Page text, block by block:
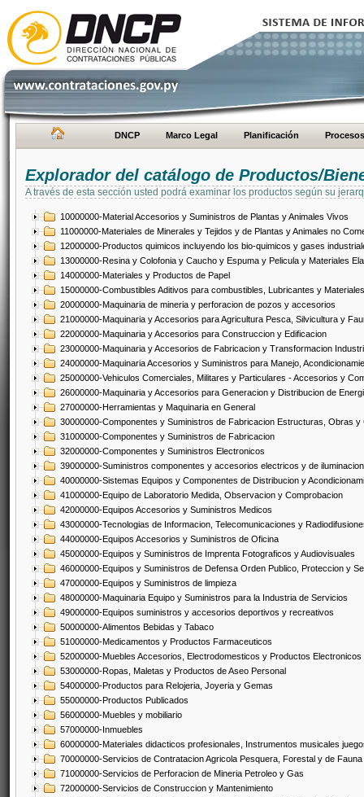
DNCP Marco Legal Planificación Procesos
Explorador del catálogo de Productos/
A través de esta sección usted podrá examinar los productos según su
10000000-Material Accesorios y Suministros de Plantas y Animales Vivos
11000000-Materiales de Minerales y Tejidos y de Plantas y Animales no
12000000-Productos quimicos incluyendo los bio-quimicos y gases
13000000-Resina y Colofonia y Caucho y Espuma y Pelicula y Materiales
14000000-Materiales y Productos de Papel
15000000-Combustibles Aditivos para combustibles, Lubricantes y
20000000-Maquinaria de mineria y perforacion de pozos y accesorios
21000000-Maquinaria y Accesorios para Agricultura Pesca, Silvicultura y
22000000-Maquinaria y Accesorios para Construccion y Edificacion
23000000-Maquinaria y Accesorios de Fabricacion y Transformacion
24000000-Maquinaria Accesorios y Suministros para Manejo,
25000000-Vehiculos Comerciales, Militares y Particulares - Accesorios y
26000000-Maquinaria y Accesorios para Generacion y Distribucion de
27000000-Herramientas y Maquinaria en General
30000000-Componentes y Suministros de Fabricacion Estructuras, Obras
31000000-Componentes y Suministros de Fabricacion
32000000-Componentes y Suministros Electronicos
39000000-Suministros componentes y accesorios electricos y de iluminacion
40000000-Sistemas Equipos y Componentes de Distribucion y
41000000-Equipo de Laboratorio Medida, Observacion y Comprobacion
42000000-Equipos Accesorios y Suministros Medicos
43000000-Tecnologias de Informacion, Telecomunicaciones y
44000000-Equipos Accesorios y Suministros de Oficina
45000000-Equipos y Suministros de Imprenta Fotograficos y Audiovisuales
46000000-Equipos y Suministros de Defensa Orden Publico, Proteccion y
47000000-Equipos y Suministros de limpieza
48000000-Maquinaria Equipo y Suministros para la Industria de Servicios
49000000-Equipos suministros y accesorios deportivos y recreativos
50000000-Alimentos Bebidas y Tabaco
51000000-Medicamentos y Productos Farmaceuticos
52000000-Muebles Accesorios, Electrodomesticos y Productos Electronicos
53000000-Ropas, Maletas y Productos de Aseo Personal
54000000-Productos para Relojeria, Joyeria y Gemas
55000000-Productos Publicados
56000000-Muebles y mobiliario
57000000-Inmuebles
60000000-Materiales didacticos profesionales, Instrumentos musicales
70000000-Servicios de Contratacion Agricola Pesquera, Forestal y de Fauna
71000000-Servicios de Perforacion de Mineria Petroleo y Gas
72000000-Servicios de Construccion y Mantenimiento